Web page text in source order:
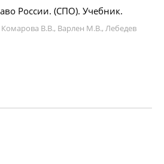
России. (СПО). Учебник.
В.В., Варлен М.В., Лебедев